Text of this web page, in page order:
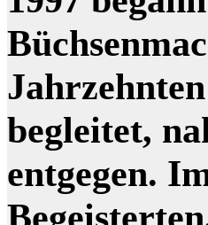
begleitet,
entgegen.